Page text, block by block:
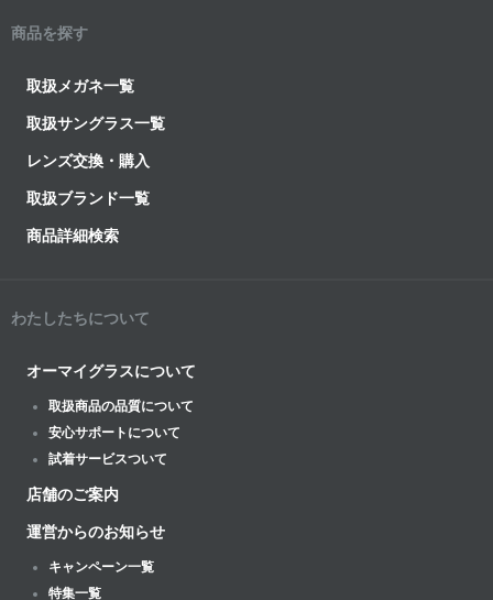
商品を探す
取扱メガネ一覧
取扱サングラス一覧
レンズ交換・購入
取扱ブランド一覧
商品詳細検索
わたしたちについて
オーマイグラスについて
取扱商品の品質について
安心サポートについて
試着サービスついて
店舗のご案内
運営からのお知らせ
キャンペーン一覧
特集一覧